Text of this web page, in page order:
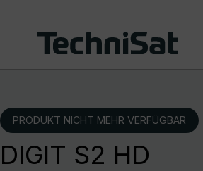
PRODUKT NICHT MEHR VERFÜGBAR
DIGIT S2 HD